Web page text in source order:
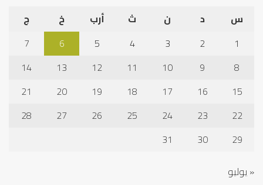
س
د ن ث أرب خ
ج
1
2
3
4
5
6
7
8
9
10
11
12
13
14
15
16
17
18
19
20
21
22
23
24
25
26
27
28
29
30
31
« يوليو